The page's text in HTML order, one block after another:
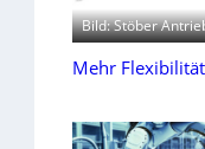
Bild: Stöber
Mehr